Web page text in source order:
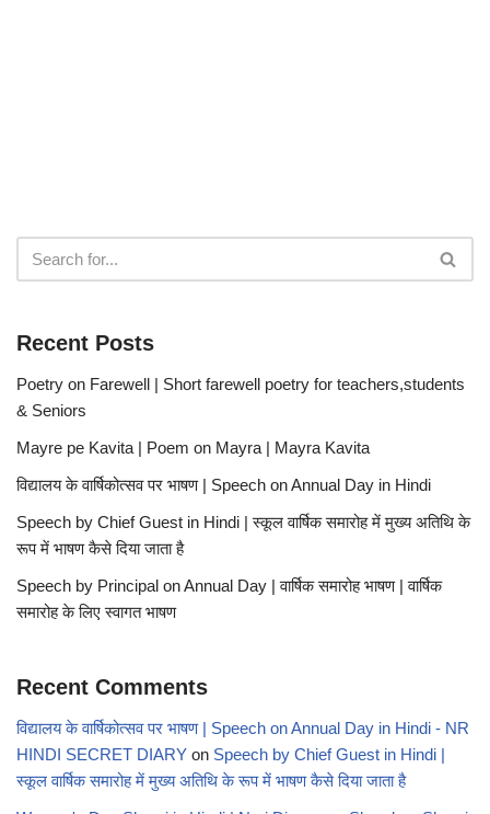
Recent Posts
Poetry on Farewell | Short farewell poetry for teachers,students
& Seniors
Mayre pe Kavita | Poem on Mayra | Mayra Kavita
विद्यालय के वार्षिकोत्सव पर भाषण | Speech on Annual Day in Hindi
Speech by Chief Guest in Hindi | स्कूल वार्षिक समारोह में मुख्य अतिथि के
रूप में भाषण कैसे दिया जाता है
Speech by Principal on Annual Day | वार्षिक समारोह भाषण | वार्षिक
समारोह के लिए स्वागत भाषण
Recent Comments
विद्यालय के वार्षिकोत्सव पर भाषण | Speech on Annual Day in Hindi - NR
HINDI SECRET DIARY on Speech by Chief Guest in Hindi |
स्कूल वार्षिक समारोह में मुख्य अतिथि के रूप में भाषण कैसे दिया जाता है